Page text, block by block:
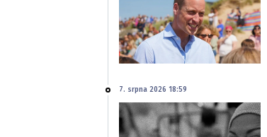
7. srpna 2026 18:59